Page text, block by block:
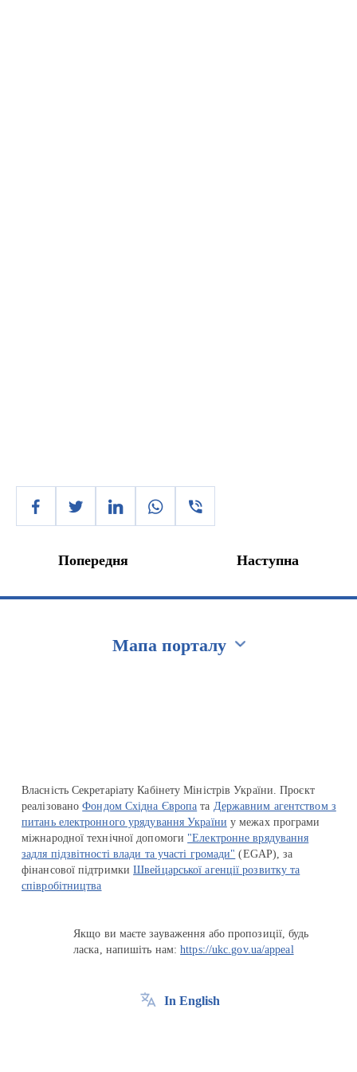
Попередня Наступна
Мапа порталу
Власність Секретаріату Кабінету Міністрів України. Проєкт
реалізованоФондом Східна Європа та Державним агентством з
питань електронного урядування України у межах програми
міжнародної технічної допомоги "Електронне врядування
задля підзвітності влади та участі громади" (EGAP), за
фінансової підтримкиШвейцарської агенції розвитку та
співробітництва
Якщо ви маєте зауваження або пропозиції, будь
ласка, напишіть нам:https://ukc.gov.ua/appeal
In English